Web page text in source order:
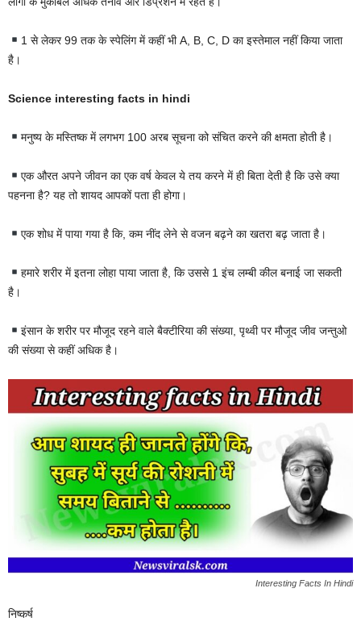
1 से लेकर 99 तक के स्पेलिंग में कहीं भी A, B, C, D का इस्तेमाल नहीं किया जाता
है।
Science interesting facts in hindi
मनुष्य के मस्तिष्क में लगभग 100 अरब सूचना को संचित करने की क्षमता होती है।
एक औरत अपने जीवन का एक वर्ष केवल ये तय करने में ही बिता देती है कि उसे क्या
पहनना है? यह तो शायद आपकों पता ही होगा।
एक शोध में पाया गया है कि, कम नींद लेने से वजन बढ़ने का खतरा बढ़ जाता है।
हमारे शरीर में इतना लोहा पाया जाता है, कि उससे 1 इंच लम्बी कील बनाई जा सकती
है।
इंसान के शरीर पर मौजूद रहने वाले बैक्टीरिया की संख्या, पृथ्वी पर मौजूद जीव जन्तुओ
की संख्या से कहीं अधिक है।
Interesting Facts In Hindi
निष्कर्ष